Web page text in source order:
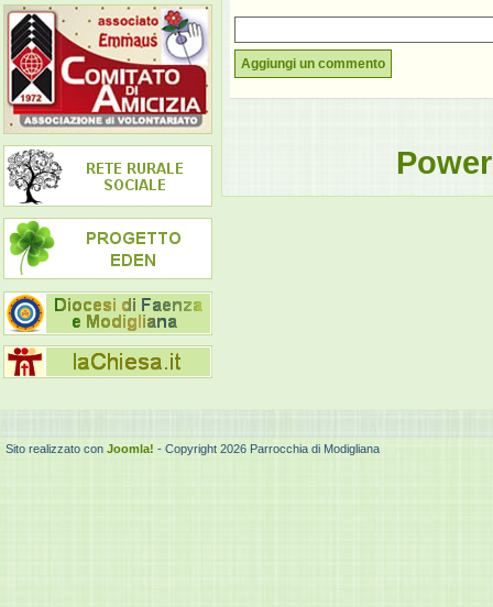
Aggiungi un commento
Sito realizzato con Joomla! - Copyright 2026 Parrocchia di Modigliana